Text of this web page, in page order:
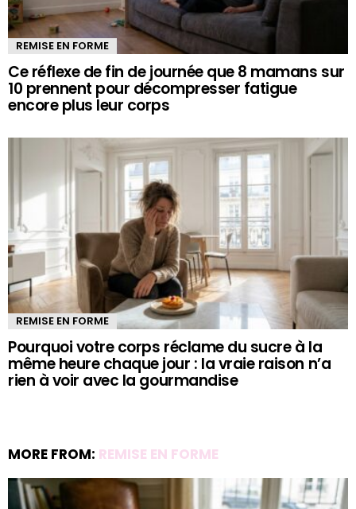
REMISE EN FORME
Ce réflexe de fin de journée que 8 mamans sur
10 prennent pour décompresser fatigue
encore plus leur corps
REMISE EN FORME
Pourquoi votre corps réclame du sucre à la
même heure chaque jour : la vraie raison n’a
rien à voir avec la gourmandise
MORE FROM: REMISE EN FORME